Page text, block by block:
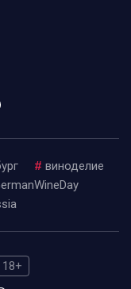
# виноделие
18+